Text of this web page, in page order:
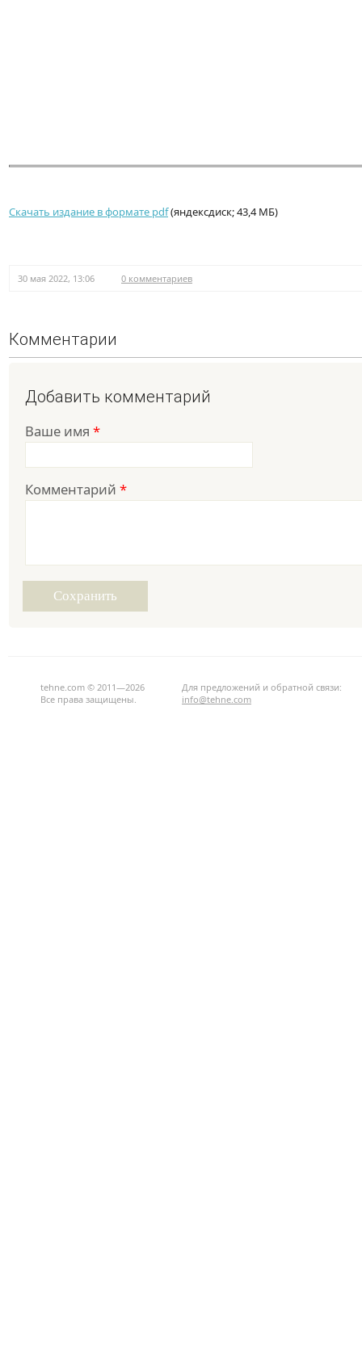
Скачать издание в формате pdf(яндексдиск; 43,4 МБ)
30 мая 2022, 13:06 0 комментариев
Комментарии
Добавить комментарий
Ваше имя *
Комментарий *
tehne.com © 2011—2026
Все права защищены.
Для предложений и обратной связи:
info@tehne.com